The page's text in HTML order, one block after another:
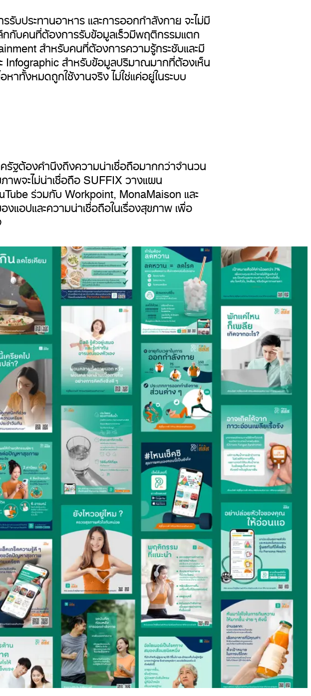
บประทานอาหาร และการออกกำลังกาย จะไม่มี
กกับคนที่ต้องการรับข้อมูลเร็วมีพฤติกรรมแตก
สำหรับคนที่ต้องการความรู้กระชับและมี
Infographic สำหรับข้อมูลปริมาณมากที่ต้องเห็น
าทั้งหมดถูกใช้งานจริง ไม่ใช่แค่อยู่ในระบบ
ฐต้องคำนึงถึงความน่าเชื่อถือมากกว่าจำนวน
าพจะไม่น่าเชื่อถือ SUFFIX วางแผน
ร่วมกับ Workpoint, MonaMaison และ
อปและความน่าเชื่อถือในเรื่องสุขภาพ เพื่อ